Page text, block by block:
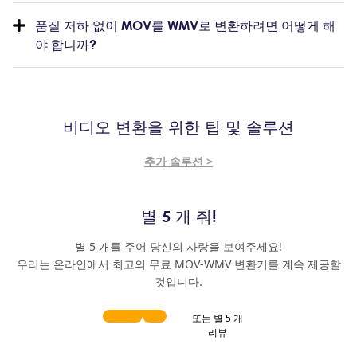
품질 저하 없이 MOV를 WMV로 변환하려면 어떻게 해
야 합니까?
비디오 변환을 위한 팁 및 솔루션
추가 솔루션 >
별 5 개 줘!
별 5 개를 주어 당신의 사랑을 보여주세요!
우리는 온라인에서 최고의 무료 MOV-WMV 변환기를 계속 제공할
것입니다.
또는 별 5 개
리뷰